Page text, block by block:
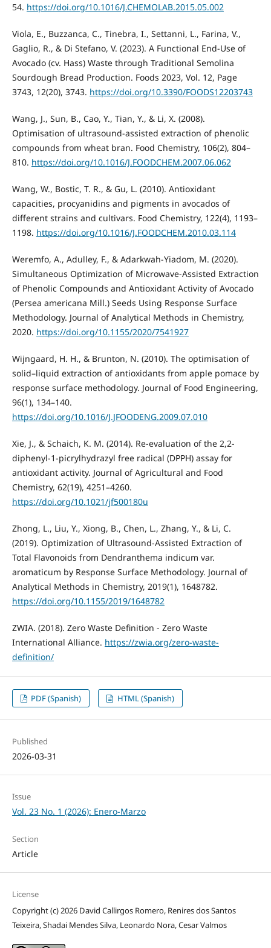
54. https://doi.org/10.1016/J.CHEMOLAB.2015.05.002
Viola, E., Buzzanca, C., Tinebra, I., Settanni, L., Farina, V.,
Gaglio, R., & Di Stefano, V. (2023). A Functional End-Use of
Avocado (cv. Hass) Waste through Traditional Semolina
Sourdough Bread Production. Foods 2023, Vol. 12, Page
3743, 12(20), 3743. https://doi.org/10.3390/FOODS12203743
Wang, J., Sun, B., Cao, Y., Tian, Y., & Li, X. (2008).
Optimisation of ultrasound-assisted extraction of phenolic
compounds from wheat bran. Food Chemistry, 106(2), 804–
810. https://doi.org/10.1016/J.FOODCHEM.2007.06.062
Wang, W., Bostic, T. R., & Gu, L. (2010). Antioxidant
capacities, procyanidins and pigments in avocados of
different strains and cultivars. Food Chemistry, 122(4), 1193–
1198. https://doi.org/10.1016/J.FOODCHEM.2010.03.114
Weremfo, A., Adulley, F., & Adarkwah-Yiadom, M. (2020).
Simultaneous Optimization of Microwave-Assisted Extraction
of Phenolic Compounds and Antioxidant Activity of Avocado
(Persea americana Mill.) Seeds Using Response Surface
Methodology. Journal of Analytical Methods in Chemistry,
2020. https://doi.org/10.1155/2020/7541927
Wijngaard, H. H., & Brunton, N. (2010). The optimisation of
solid–liquid extraction of antioxidants from apple pomace by
response surface methodology. Journal of Food Engineering,
96(1), 134–140.
https://doi.org/10.1016/J.JFOODENG.2009.07.010
Xie, J., & Schaich, K. M. (2014). Re-evaluation of the 2,2-
diphenyl-1-picrylhydrazyl free radical (DPPH) assay for
antioxidant activity. Journal of Agricultural and Food
Chemistry, 62(19), 4251–4260.
https://doi.org/10.1021/jf500180u
Zhong, L., Liu, Y., Xiong, B., Chen, L., Zhang, Y., & Li, C.
(2019). Optimization of Ultrasound-Assisted Extraction of
Total Flavonoids from Dendranthema indicum var.
aromaticum by Response Surface Methodology. Journal of
Analytical Methods in Chemistry, 2019(1), 1648782.
https://doi.org/10.1155/2019/1648782
ZWIA. (2018). Zero Waste Definition - Zero Waste
International Alliance. https://zwia.org/zero-waste-
definition/
PDF (Spanish) HTML (Spanish)
Published
2026-03-31
Issue
Vol. 23 No. 1 (2026): Enero-Marzo
Section
Article
License
Copyright (c) 2026 David Callirgos Romero, Renires dos Santos
Teixeira, Shadai Mendes Silva, Leonardo Nora, Cesar Valmos